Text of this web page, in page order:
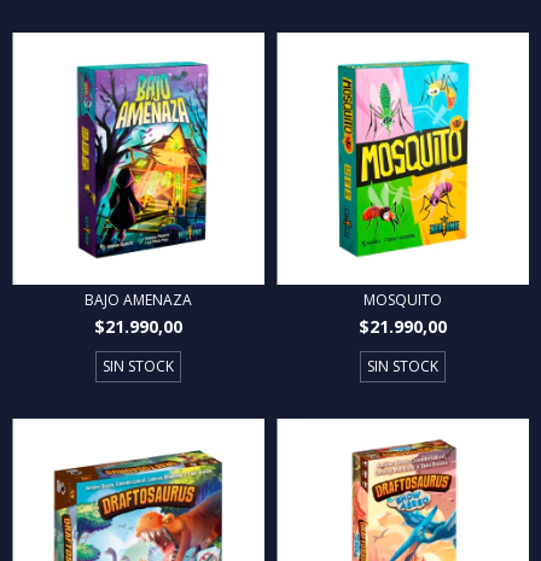
BAJO AMENAZA
$21.990,00
SIN STOCK
MOSQUITO
$21.990,00
SIN STOCK